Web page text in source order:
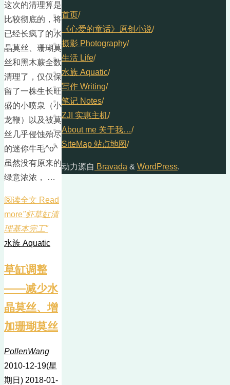
这次的清理算是
比较彻底的，将
已经长疯了的水
晶莫丝、珊瑚莫
丝和黑木蕨全数
清理了，仅仅保
留了一株生长旺
盛的小喷泉（小
龙鞭）以及被莫
丝几乎侵蚀殆尽
的迷你牛毛^o^
虽然没有原来的
绿意浓浓， …
阅读全文 Read
more"虾草缸清
理基本完工"
水族 Aquatic
草缸调整
——减少水
晶莫丝、增
加珊瑚莫丝
PollenWang
2010-12-19(星
期日) 2018-01-
首页/
《心爱的童话》原创小说/
摄影 Photography/
生活 Life/
水族 Aquatic/
写作 Writing/
笔记 Notes/
ZJI 实惠主机/
About me 关于我…/
SiteMap 站点地图/
动力源自 Bravada & WordPress.